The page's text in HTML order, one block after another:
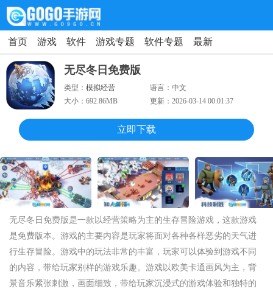
首页 游戏 软件 游戏专题 软件专题 最新
无尽冬日免费版
类型： 模拟经营 语言：中文
大小： 692.86MB 更新：2026-03-14 00:01:37
立即下载
无尽冬日免费版是一款以经营策略为主的生存冒险游戏，这款游戏
是免费版本。游戏的主要内容是玩家将面对各种各样恶劣的天气进
行生存冒险。游戏中的玩法非常的丰富，玩家可以体验到游戏不同
的内容，带给玩家别样的游戏乐趣。游戏以欧美卡通画风为主，背
景音乐紧张刺激，画面细致，带给玩家沉浸式的游戏体验和独特的